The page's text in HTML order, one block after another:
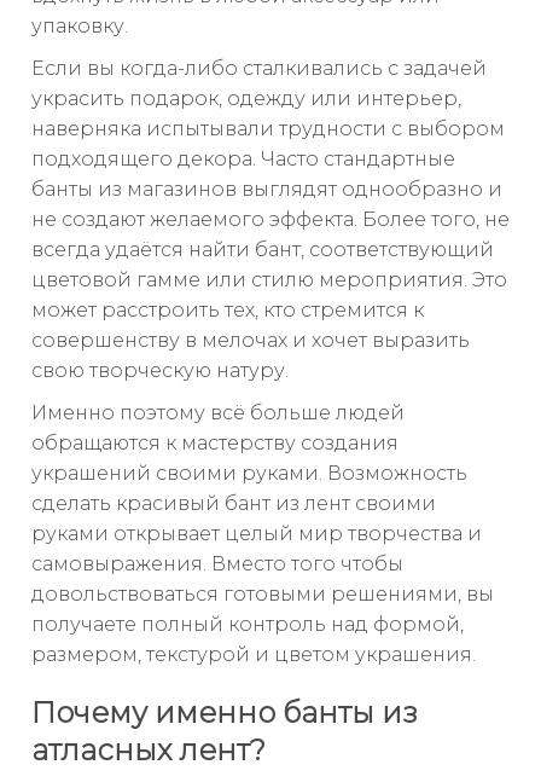
упаковку.
Если вы когда-либо сталкивались с задачей
украсить подарок, одежду или интерьер,
наверняка испытывали трудности с выбором
подходящего декора. Часто стандартные
банты из магазинов выглядят однообразно и
не создают желаемого эффекта. Более того, не
всегда удаётся найти бант, соответствующий
цветовой гамме или стилю мероприятия. Это
может расстроить тех, кто стремится к
совершенству в мелочах и хочет выразить
свою творческую натуру.
Именно поэтому всё больше людей
обращаются к мастерству создания
украшений своими руками. Возможность
сделать красивый бант из лент своими
руками открывает целый мир творчества и
самовыражения. Вместо того чтобы
довольствоваться готовыми решениями, вы
получаете полный контроль над формой,
размером, текстурой и цветом украшения.
Почему именно банты из
атласных лент?